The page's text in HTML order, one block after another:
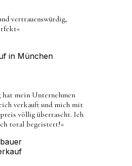
vertrauenswürdig,
«
in München
mein Unternehmen
verkauft und mich mit
völlig überrascht. Ich
total begeistert!«